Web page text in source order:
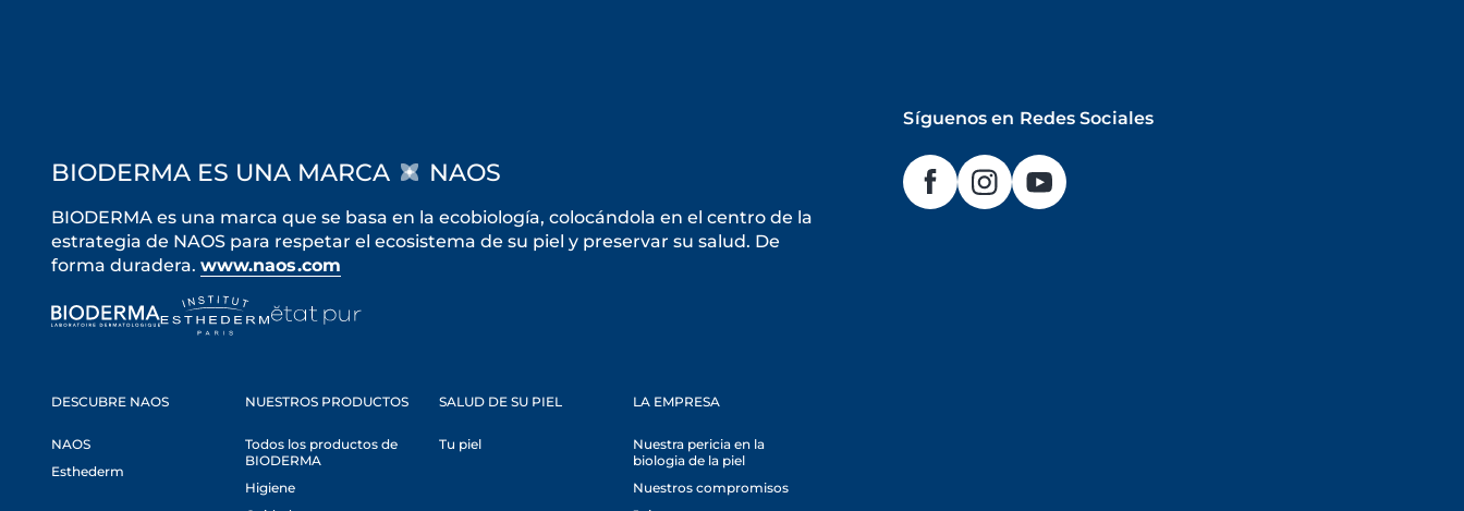
Síguenos en Redes Sociales
BIODERMA ES UNA MARCA NAOS
BIODERMA es una marca que se basa en la ecobiología, colocándola en el centro de la
estrategia de NAOS para respetar el ecosistema de su piel y preservar su salud. De
forma duradera. www.naos.com
DESCUBRE NAOS
NAOS
Esthederm
NUESTROS PRODUCTOS
Todos los productos de
BIODERMA
Higiene
SALUD DE SU PIEL
Tu piel
LA EMPRESA
Nuestra pericia en la
biologia de la piel
Nuestros compromisos